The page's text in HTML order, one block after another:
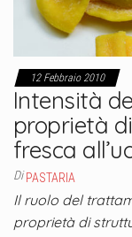
12 Febbraio 2010
Intensità
proprietà
fresca
Di PASTARIA
Il ruolo del
proprietà di